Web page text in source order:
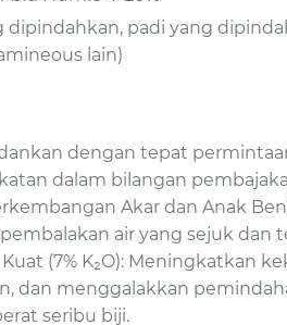
dipindahkan, padi yang
lain)
dengan tepat
dalam bilangan
Akar dan Anak
air yang sejuk dan
(7% K₂O): Meningkatkan
dan menggalakkan
seribu biji.